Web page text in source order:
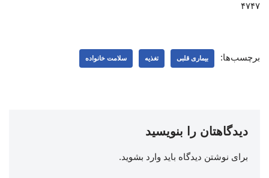
۴۷۴۷
برچسب‌ها: بیماری قلبی تغذیه سلامت خانواده
دیدگاهتان را بنویسید
برای نوشتن دیدگاه باید وارد بشوید.